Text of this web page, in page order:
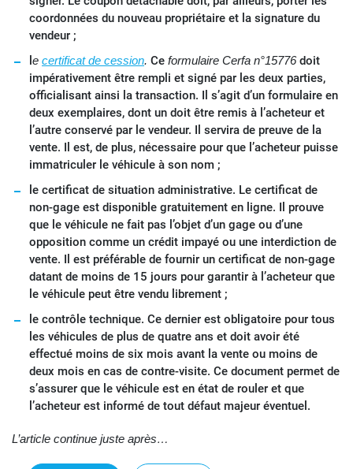
coordonnées du nouveau propriétaire et la signature du
vendeur ;
e certificat de cession. Ce formulaire Cerfa n°15776doit
impérativement être rempli et signé par les deux parties,
officialisant ainsi la transaction. Il s’agit d’un formulaire en
deux exemplaires, dont un doit être remis à l’acheteur et
l’autre conservé par le vendeur. Il servira de preuve de la
vente. Il est, de plus, nécessaire pour que l’acheteur puisse
immatriculer le véhicule à son nom ;
le certificat de situation administrative. Le certificat de
non-gage est disponible gratuitement en ligne. Il prouve
que le véhicule ne fait pas l’objet d’un gage ou d’une
opposition comme un crédit impayé ou une interdiction de
vente. Il est préférable de fournir un certificat de non-gage
datant de moins de 15 jours pour garantir à l’acheteur que
le véhicule peut être vendu librement ;
le contrôle technique. Ce dernier est obligatoire pour tous
les véhicules de plus de quatre ans et doit avoir été
effectué moins de six mois avant la vente ou moins de
deux mois en cas de contre-visite. Ce document permet de
s’assurer que le véhicule est en état de rouler et que
l’acheteur est informé de tout défaut majeur éventuel.
L’article continue juste après…